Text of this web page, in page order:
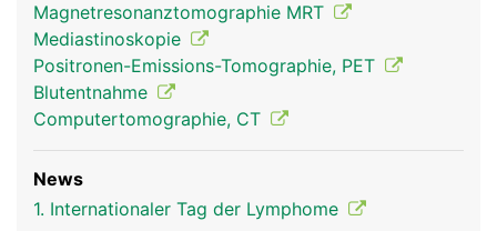
Magnetresonanztomographie MRT
Mediastinoskopie
Positronen-Emissions-Tomographie, PET
Blutentnahme
Computertomographie, CT
News
1. Internationaler Tag der Lymphome